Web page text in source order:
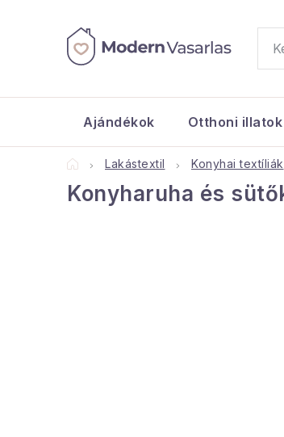
tartalomhoz
Ajándékok Otthoni illatok
KezdőlapLakástextil Konyhai textíliák
Konyharuha és